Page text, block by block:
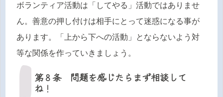
ボランティア活動は「してやる」活動ではありませ
ん。善意の押し付けは相手にとって迷惑になる事が
あります。「上から下への活動」とならないよう対
等な関係を作っていきましょう。
第８条 問題を感じたらまず相談して
ね！